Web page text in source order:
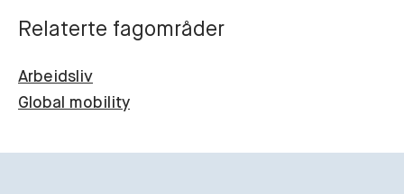
Relaterte fagområder
Arbeidsliv
Global mobility